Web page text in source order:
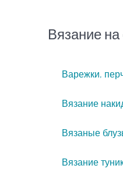
Вязание на
Варежки,
Вязание
Вязаные
Вязание